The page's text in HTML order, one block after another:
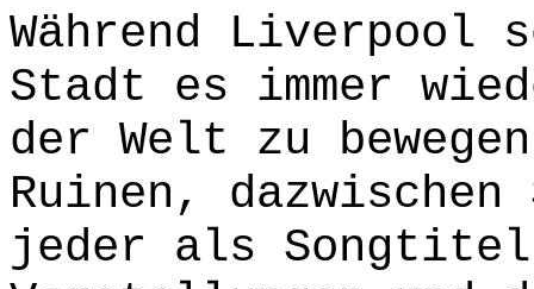
Während
Stadt es immer
der Welt zu
Ruinen,
jeder als